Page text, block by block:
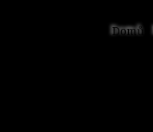
Domů